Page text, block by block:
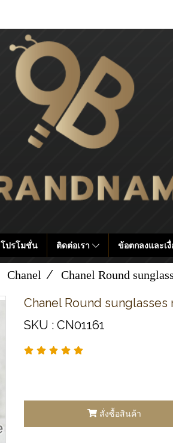
โปรโมชั่น ติดต่อเรา ข้อตกลงและเ
Chanel Chanel Round
Chanel Round
SKU : CN01161
สั่งซื้อสินค้า